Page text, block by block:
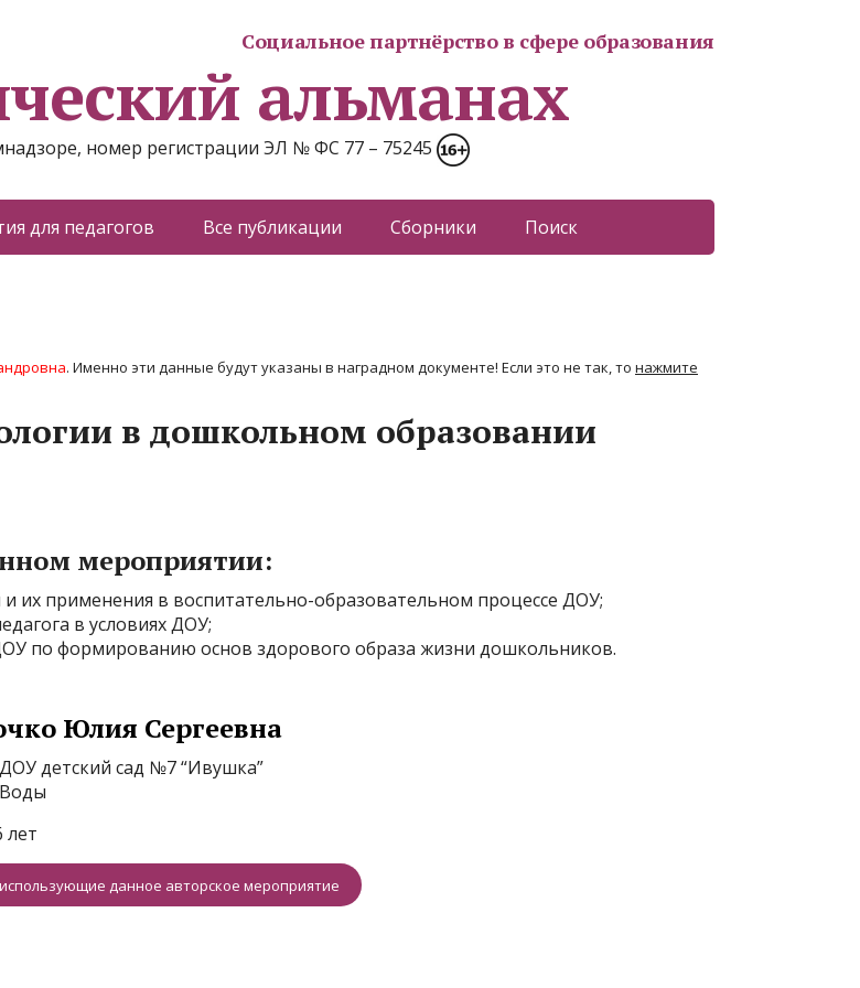
Социальное партнёрство в сфере образования
альманах
номер регистрации ЭЛ № ФС 77 – 75245
для педагогов Все публикации Сборники Поиск
. Именно эти данные будут указаны в наградном документе! Если это не так, то нажмите
в дошкольном образовании
мероприятии:
их применения в воспитательно-образовательном процессе ДОУ;
в условиях ДОУ;
по формированию основ здорового образа жизни дошкольников.
Юлия Сергеевна
детский сад №7 “Ивушка”
лет
использующие данное авторское мероприятие